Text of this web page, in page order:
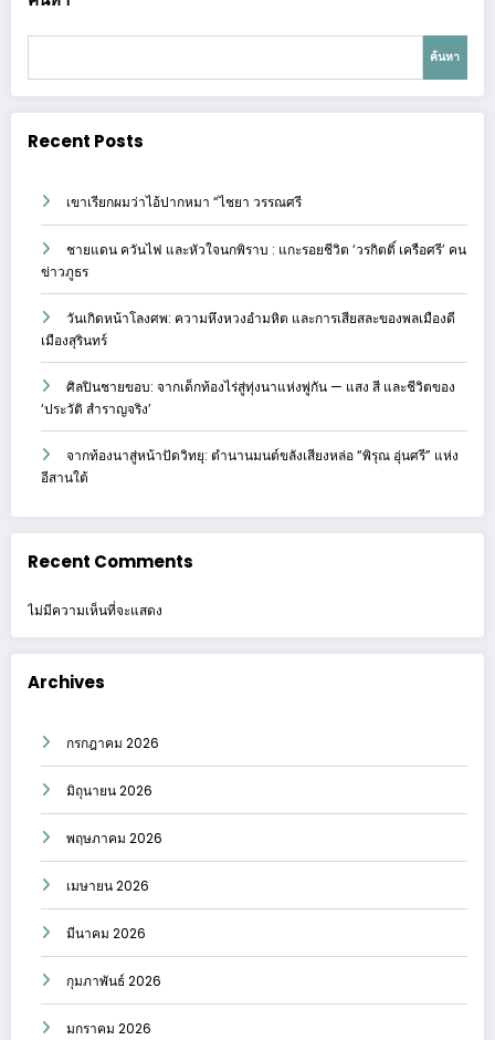
ค้นหา
Recent Posts
เขาเรียกผมว่าไอ้ปากหมา “ไชยา วรรณศรี
ชายแดน ควันไฟ และหัวใจนกพิราบ : แกะรอยชีวิต ‘วรกิตติ์ เครือศรี’ คน
ข่าวภูธร
วันเกิดหน้าโลงศพ: ความหึงหวงอำมหิต และการเสียสละของพลเมืองดี
เมืองสุรินทร์
ศิลปินชายขอบ: จากเด็กท้องไร่สู่ทุ่งนาแห่งพู่กัน — แสง สี และชีวิตของ
‘ประวัติ สำราญจริง’
จากท้องนาสู่หน้าปัดวิทยุ: ตำนานมนต์ขลังเสียงหล่อ “พิรุณ อุ่นศรี” แห่ง
อีสานใต้
Recent Comments
ไม่มีความเห็นที่จะแสดง
Archives
กรกฎาคม 2026
มิถุนายน 2026
พฤษภาคม 2026
เมษายน 2026
มีนาคม 2026
กุมภาพันธ์ 2026
มกราคม 2026